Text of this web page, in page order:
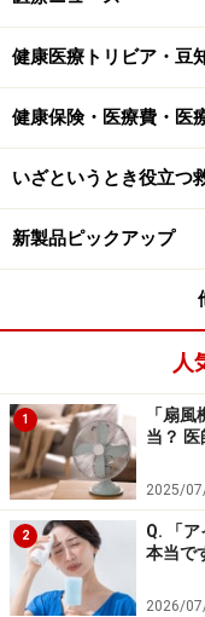
イルス、コロナウ
たる病原体の検出
は、1年を通して風
ルスであり、特に
が強まります。
ライノウイルス感
状を和らげる対症
ルス感染による体
ているケースもあ
悪化していたりす
国的に流行してい
るいは喘息・咳喘息
このように「謎の風
ているというより
イルス感染が重なる
によって発生してい
健康医療トリビア・豆
健康保険・医療費・医
いざというとき役立つ
新製品ピックアップ
人
1
「扇
当？
2025/
2
Q. 「
本当で
2026/